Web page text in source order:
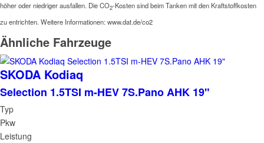
höher oder niedriger ausfallen. Die CO2-Kosten sind beim Tanken mit den Kraftstoffkosten
zu entrichten. Weitere Informationen: www.dat.de/co2
Ähnliche Fahrzeuge
SKODA Kodiaq
Selection 1.5TSI m-HEV 7S.Pano AHK 19"
Typ
Pkw
Leistung